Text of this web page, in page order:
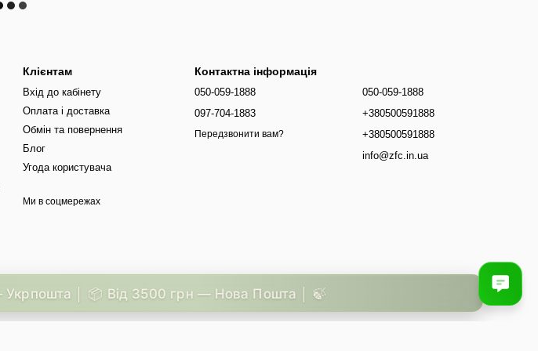
Клієнтам
Вхід до кабінету
Оплата і доставка
Обмін та повернення
Блог
Угода користувача
Ми в соцмережах
Контактна інформація
050-059-1888
097-704-1883
Передзвонити вам?
050-059-1888
+380500591888
+380500591888
info@zfc.in.ua